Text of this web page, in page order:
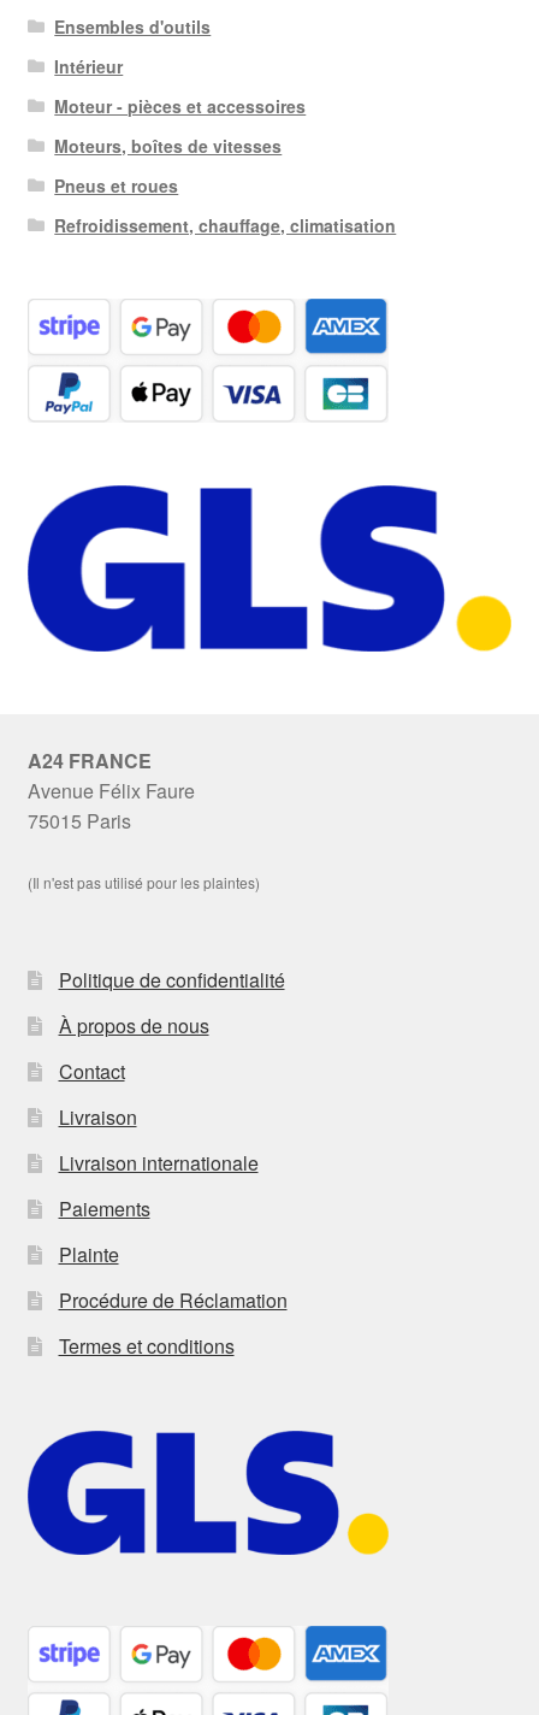
Ensembles d'outils
Intérieur
Moteur - pièces et accessoires
Moteurs, boîtes de vitesses
Pneus et roues
Refroidissement, chauffage, climatisation
A24 FRANCE
Avenue Félix Faure
75015 Paris
(Il n'est pas utilisé pour les plaintes)
Politique de confidentialité
À propos de nous
Contact
Livraison
Livraison internationale
Paiements
Plainte
Procédure de Réclamation
Termes et conditions